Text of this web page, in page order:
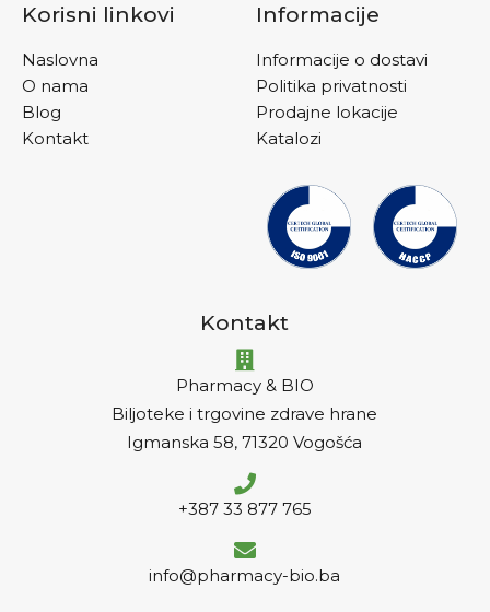
Korisni linkovi
Naslovna
O nama
Blog
Kontakt
Informacije
Informacije o dostavi
Politika privatnosti
Prodajne lokacije
Katalozi
Kontakt
Pharmacy & BIO
Biljoteke i trgovine zdrave hrane
Igmanska 58, 71320 Vogošća
+387 33 877 765
info@pharmacy-bio.ba